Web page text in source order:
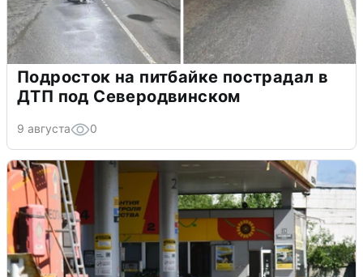
Подросток на питбайке пострадал в
ДТП под Северодвинском
9 августа 0